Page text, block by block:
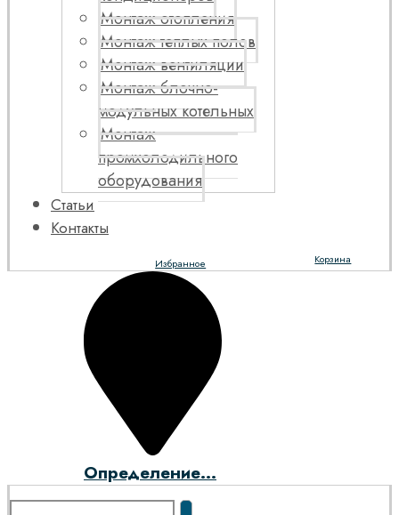
Монтаж отопления
Монтаж теплых полов
Монтаж вентиляции
Монтаж блочно-
модульных котельных
Монтаж
промхолодильного
оборудования
Статьи
Контакты
Корзина
Избранное
Определение...